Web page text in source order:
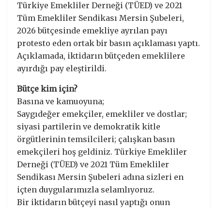
Türkiye Emekliler Derneği (TÜED) ve 2021
Tüm Emekliler Sendikası Mersin Şubeleri,
2026 bütçesinde emekliye ayrılan payı
protesto eden ortak bir basın açıklaması yaptı.
Açıklamada, iktidarın bütçeden emeklilere
ayırdığı pay eleştirildi.
Bütçe kim için?
Basına ve kamuoyuna;
Saygıdeğer emekçiler, emekliler ve dostlar;
siyasi partilerin ve demokratik kitle
örgütlerinin temsilcileri; çalışkan basın
emekçileri hoş geldiniz. Türkiye Emekliler
Derneği (TÜED) ve 2021 Tüm Emekliler
Sendikası Mersin Şubeleri adına sizleri en
içten duygularımızla selamlıyoruz.
Bir iktidarın bütçeyi nasıl yaptığı onun